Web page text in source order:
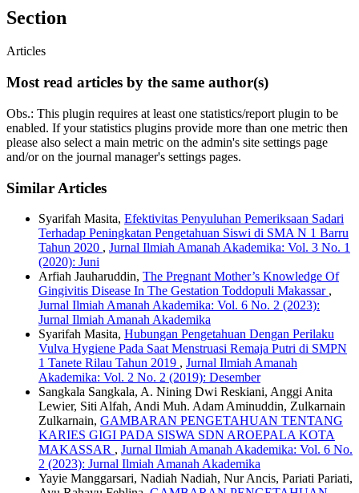
Section
Articles
Most read articles by the same author(s)
Obs.: This plugin requires at least one statistics/report plugin to be
enabled. If your statistics plugins provide more than one metric then
please also select a main metric on the admin's site settings page
and/or on the journal manager's settings pages.
Similar Articles
Syarifah Masita, Efektivitas Penyuluhan Pemeriksaan Sadari
Terhadap Peningkatan Pengetahuan Siswi di SMA N 1 Barru
Tahun 2020 , Jurnal Ilmiah Amanah Akademika: Vol. 3 No. 1
(2020): Juni
Arfiah Jauharuddin, The Pregnant Mother’s Knowledge Of
Gingivitis Disease In The Gestation Toddopuli Makassar ,
Jurnal Ilmiah Amanah Akademika: Vol. 6 No. 2 (2023):
Jurnal Ilmiah Amanah Akademika
Syarifah Masita, Hubungan Pengetahuan Dengan Perilaku
Vulva Hygiene Pada Saat Menstruasi Remaja Putri di SMPN
1 Tanete Rilau Tahun 2019 , Jurnal Ilmiah Amanah
Akademika: Vol. 2 No. 2 (2019): Desember
Sangkala Sangkala, A. Nining Dwi Reskiani, Anggi Anita
Lewier, Siti Alfah, Andi Muh. Adam Aminuddin, Zulkarnain
Zulkarnain, GAMBARAN PENGETAHUAN TENTANG
KARIES GIGI PADA SISWA SDN AROEPALA KOTA
MAKASSAR , Jurnal Ilmiah Amanah Akademika: Vol. 6 No.
2 (2023): Jurnal Ilmiah Amanah Akademika
Yayie Manggarsari, Nadiah Nadiah, Nur Ancis, Pariati Pariati,